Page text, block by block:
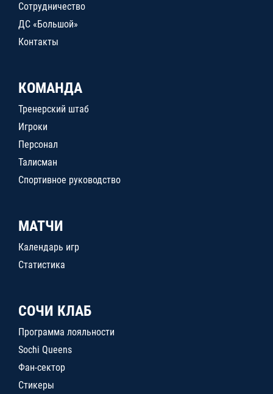
Сотрудничество
ДС «Большой»
Контакты
КОМАНДА
Тренерский штаб
Игроки
Персонал
Талисман
Спортивное руководство
МАТЧИ
Календарь игр
Статистика
СОЧИ КЛАБ
Программа лояльности
Sochi Queens
Фан-сектор
Стикеры